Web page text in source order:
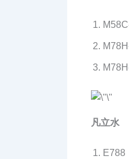
凡立水
E788